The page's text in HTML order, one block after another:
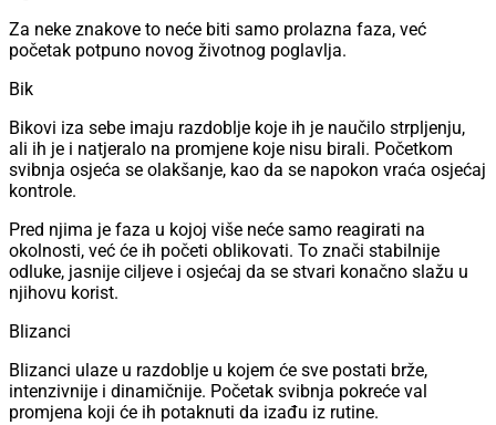
Za neke znakove to neće biti samo prolazna faza, već
početak potpuno novog životnog poglavlja.
Bik
Bikovi iza sebe imaju razdoblje koje ih je naučilo strpljenju,
ali ih je i natjeralo na promjene koje nisu birali. Početkom
svibnja osjeća se olakšanje, kao da se napokon vraća osjećaj
kontrole.
Pred njima je faza u kojoj više neće samo reagirati na
okolnosti, već će ih početi oblikovati. To znači stabilnije
odluke, jasnije ciljeve i osjećaj da se stvari konačno slažu u
njihovu korist.
Blizanci
Blizanci ulaze u razdoblje u kojem će sve postati brže,
intenzivnije i dinamičnije. Početak svibnja pokreće val
promjena koji će ih potaknuti da izađu iz rutine.